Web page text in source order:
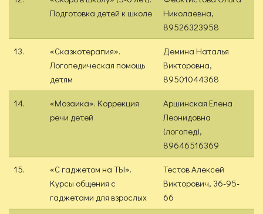
Подготовка детей к школе
Николаевна,
89526323958
13.
«Сказкотерапия».
Логопедическая помощь
детям
Демина Наталья
Викторовна,
89501044368
14.
«Мозаика». Коррекция
речи детей
Аршинская Елена
Леонидовна
(логопед),
89646516369
15.
«С гаджетом на ТЫ».
Курсы общения с
гаджетами для взрослых
Тестов Алексей
Викторович, 36-95-
66